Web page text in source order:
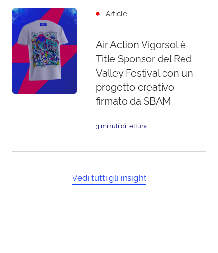
Article
Air Action Vigorsol è
Title Sponsor del Red
Valley Festival con un
progetto creativo
firmato da SBAM
3 minuti di lettura
Vedi tutti gli insight